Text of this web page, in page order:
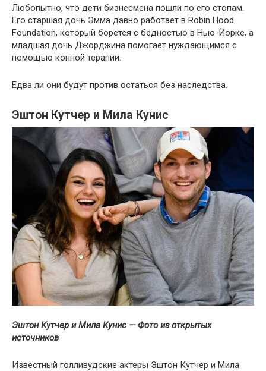
Любопытно, что дети бизнесмена пошли по его стопам.
Его старшая дочь Эмма давно работает в Robin Hood
Foundation, который борется с бедностью в Нью-Йорке, а
младшая дочь Джорджина помогает нуждающимся с
помощью конной терапии.
Едва ли они будут против остаться без наследства.
Эштон Кутчер и Мила Кунис
Эштон Кутчер и Мила Кунис — Фото из открытых
источников
Известный голливудские актеры Эштон Кутчер и Мила